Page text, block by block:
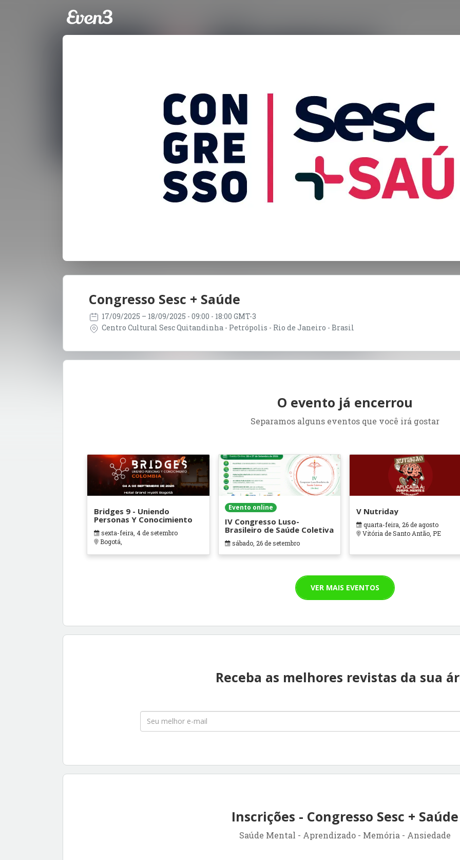
Congresso Sesc + Saúde
17/09/2025 – 18/09/2025 - 09:00 - 18:00 GMT-3
Centro Cultural Sesc Quitandinha - Petrópolis - Rio de Janeiro - Brasil
O evento já encerrou
Separamos alguns eventos que você irá gostar
Bridges 9 - Uniendo
Personas Y Conocimiento
sexta-feira, 4 de setembro
Bogotá,
Evento online
IV Congresso Luso-
Brasileiro de Saúde Coletiva
sábado, 26 de setembro
V Nutriday
quarta-feira, 26 de agosto
Vitória de Santo Antão, PE
VER MAIS EVENTOS
Receba as melhores revistas da sua
Inscrições - Congresso Sesc + Saúde
Saúde Mental - Aprendizado - Memória - Ansiedade